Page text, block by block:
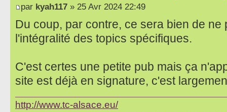
par kyah117 » 25 Avr 2024 22:49
Du coup, par contre, ce sera bien de ne
l'intégralité des topics spécifiques.
C'est certes une petite pub mais ça
site est déjà en signature, c'est
http://www.tc-alsace.eu/